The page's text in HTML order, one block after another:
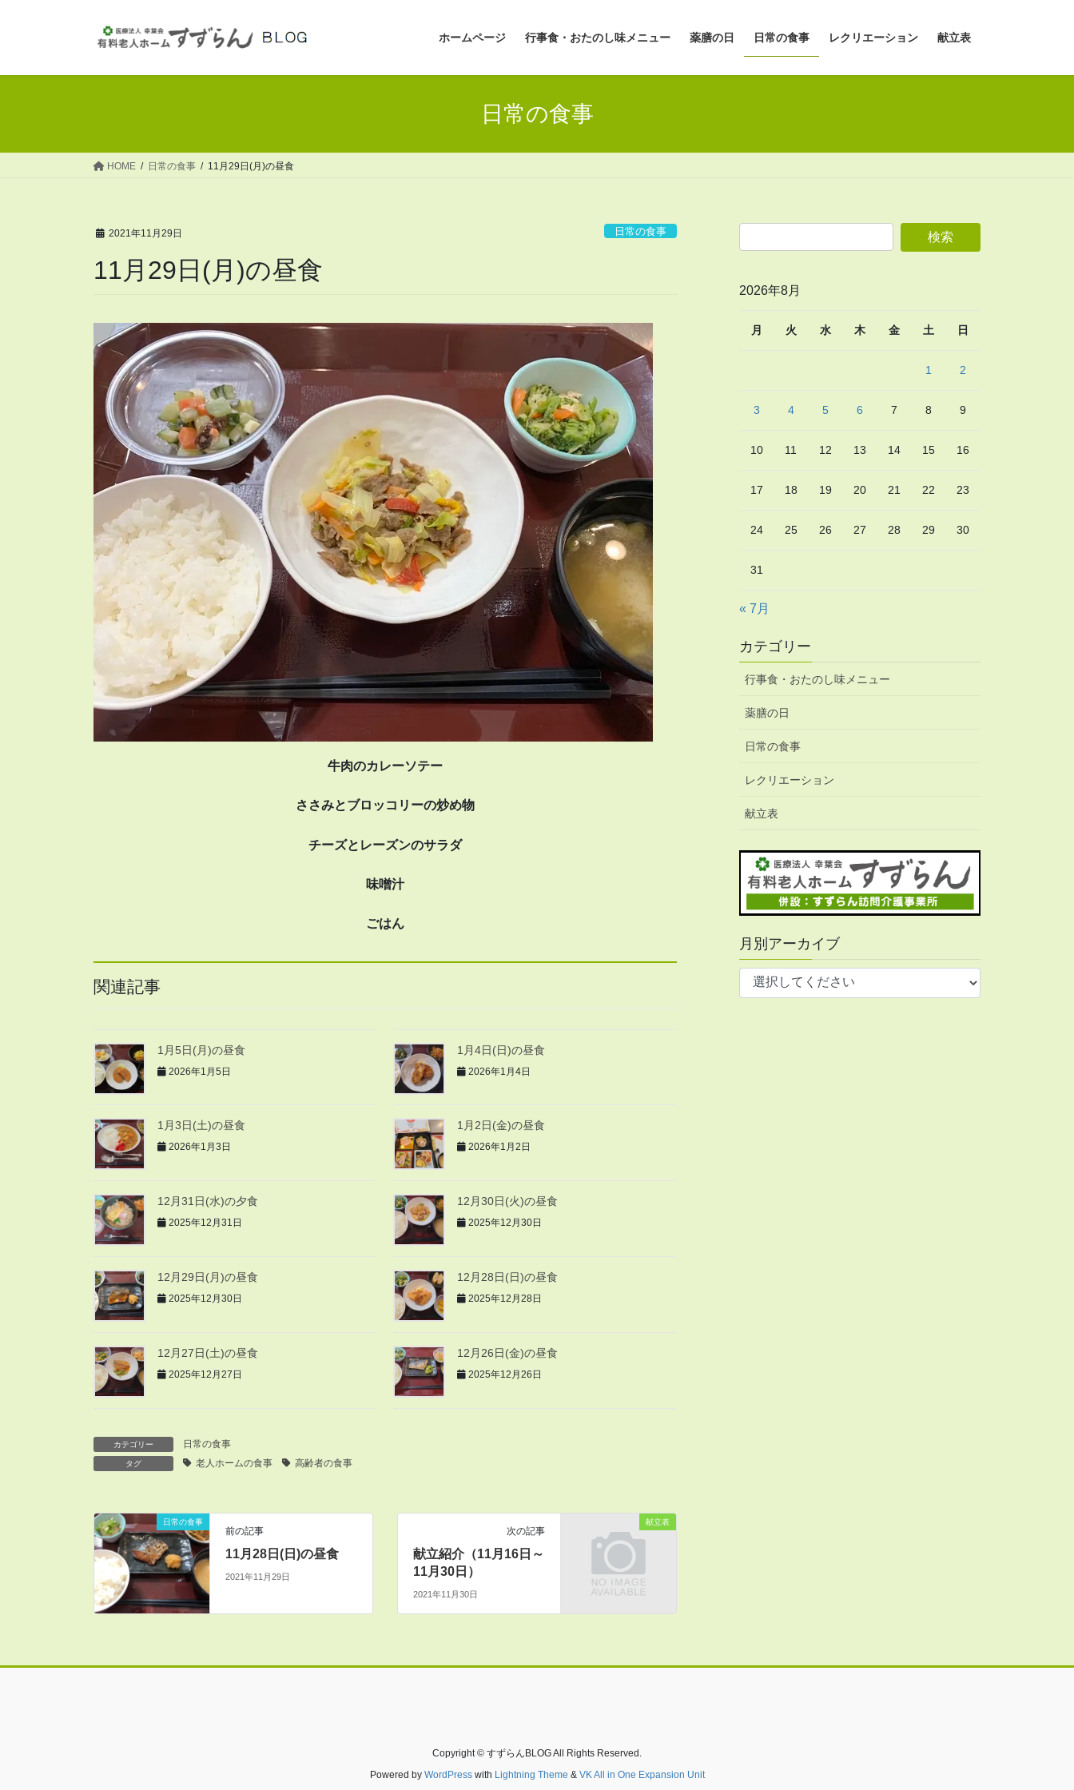
ホームページ 行事食・おたのし味メニュー 薬膳の日 日常の食事 レクリエーション 献立表
日常の食事
HOME 日常の食事 11月29日(月)の昼食
2021年11月29日 日常の食事
11月29日(月)の昼食
牛肉のカレーソテー
ささみとブロッコリーの炒め物
チーズとレーズンのサラダ
味噌汁
ごはん
関連記事
1月5日(月)の昼食
2026年1月5日
1月4日(日)の昼食
2026年1月4日
1月3日(土)の昼食
2026年1月3日
1月2日(金)の昼食
2026年1月2日
12月31日(水)の夕食
2025年12月31日
12月30日(火)の昼食
2025年12月30日
12月29日(月)の昼食
2025年12月30日
12月28日(日)の昼食
2025年12月28日
12月27日(土)の昼食
2025年12月27日
12月26日(金)の昼食
2025年12月26日
カテゴリー 日常の食事
タグ 老人ホームの食事 高齢者の食事
日常の食事
前の記事
11月28日(日)の昼食
2021年11月29日
献立表
次の記事
献立紹介（11月16日～
11月30日）
2021年11月30日
2026年8月
月 火 水 木 金 土 日
1 2
3 4 5 6 7 8 9
10 11 12 13 14 15 16
17 18 19 20 21 22 23
24 25 26 27 28 29 30
31
« 7月
カテゴリー
行事食・おたのし味メニュー
薬膳の日
日常の食事
レクリエーション
献立表
月別アーカイブ
Copyright © すずらんBLOG All Rights Reserved.
Powered by WordPresswith Lightning Theme & VK All in One Expansion Unit